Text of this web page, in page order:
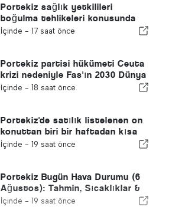
Portekiz sağlık yetkilileri
boğulma tehlikeleri konusunda
uyardı
İçinde - 17 saat önce
Portekiz partisi hükümeti Ceuta
krizi nedeniyle Fas'ın 2030 Dünya
Kupası ev sahipliğini yeniden
İçinde - 18 saat önce
Portekiz'de satılık listelenen on
konuttan biri bir haftadan kısa
bir sürede satılıyor
İçinde - 19 saat önce
Portekiz Bugün Hava Durumu (6
Ağustos): Tahmin, Sıcaklıklar &
Ne Beklenmeli
İçinde - 19 saat önce